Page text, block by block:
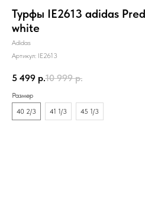
Турфы IE2613 adidas
white
Adidas
Артикул: IE2613
5 499 р.10 999 р.
Размер
40 2/3
41 1/3 45 1/3